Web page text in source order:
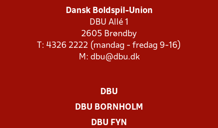
Dansk Boldspil-Union
DBU Allé 1
2605 Brøndby
T: 4326 2222 (mandag - fredag 9-16)
M: dbu@dbu.dk
DBU
DBU BORNHOLM
DBU FYN